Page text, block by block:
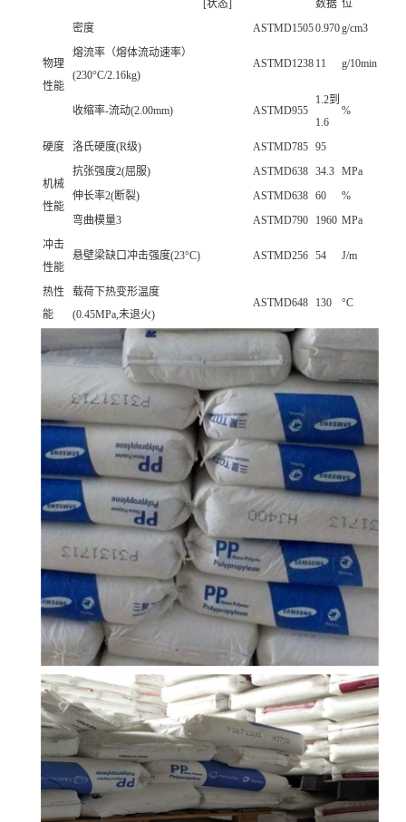
[状态] 数据 位
物理
性能
密度 ASTMD15050.970g/cm3
熔流率（熔体流动速率）
(230°C/2.16kg)
ASTMD1238 11 g/10min
收缩率-流动(2.00mm) ASTMD955
1.2到
1.6
%
硬度 洛氏硬度(R级) ASTMD785 95
机械
性能
抗张强度2(屈服) ASTMD638 34.3 MPa
伸长率2(断裂)
ASTMD638 60
%
弯曲模量3
ASTMD790 1960 MPa
冲击
性能
悬壁梁缺口冲击强度(23°C) ASTMD256 54 J/m
热性
能
载荷下热变形温度
(0.45MPa,未退火)
ASTMD648 130 °C